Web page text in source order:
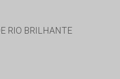
RIO BRILHANTE